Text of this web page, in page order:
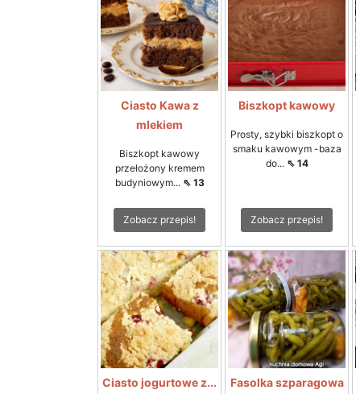
Ciasto Kawa z
mlekiem
Biszkopt kawowy
przełożony kremem
budyniowym... ⇖ 13
Zobacz przepis!
Biszkopt kawowy
Prosty, szybki biszkopt o
smaku kawowym -baza
do... ⇖ 14
Zobacz przepis!
Ciasto jogurtowe z...
Fasolka szparagowa